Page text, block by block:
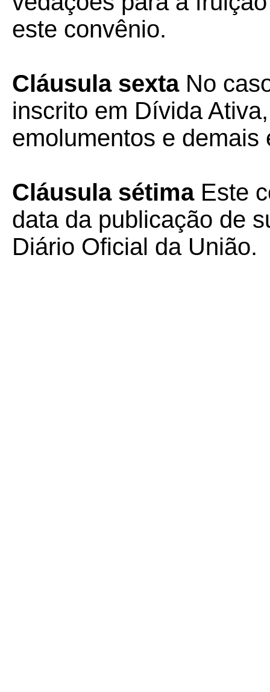
este convênio.
Cláusula sextaNo
inscrito em Dívida
emolumentos e demais
Cláusula sétimaEste
data da publicação de
Diário Oficial da União.